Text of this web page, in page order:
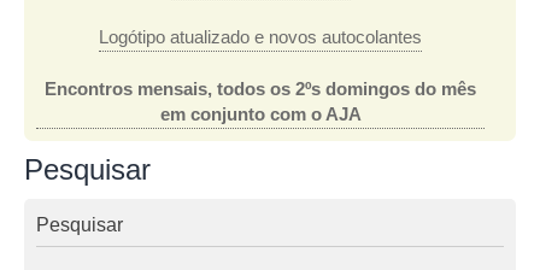
Logótipo atualizado e novos autocolantes
Encontros mensais, todos os 2ºs domingos do mês
em conjunto com o AJA
Pesquisar
Pesquisar